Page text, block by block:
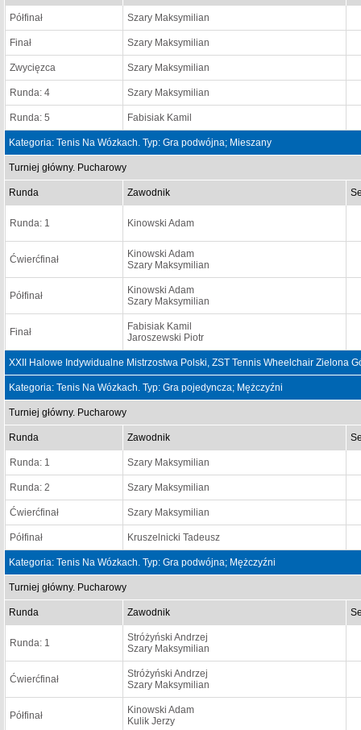
Półfinał Szary Maksymilian
Finał Szary Maksymilian
Zwycięzca Szary Maksymilian
Runda: 4 Szary Maksymilian
Runda: 5 Fabisiak Kamil
Kategoria: Tenis Na Wózkach. Typ: Gra podwójna; Mieszany
Turniej główny. Pucharowy
Runda Zawodnik
Runda: 1 Kinowski Adam
Ćwierćfinał
Kinowski Adam
Szary Maksymilian
Półfinał
Kinowski Adam
Szary Maksymilian
Finał
Fabisiak Kamil
Jaroszewski Piotr
XXII Halowe Indywidualne Mistrzostwa Polski, ZST Tennis Wheelchair Zielona
Kategoria: Tenis Na Wózkach. Typ: Gra pojedyncza; Mężczyźni
Turniej główny. Pucharowy
Runda Zawodnik
Runda: 1 Szary Maksymilian
Runda: 2 Szary Maksymilian
Ćwierćfinał Szary Maksymilian
Półfinał Kruszelnicki Tadeusz
Kategoria: Tenis Na Wózkach. Typ: Gra podwójna; Mężczyźni
Turniej główny. Pucharowy
Runda Zawodnik
Runda: 1
Stróżyński Andrzej
Szary Maksymilian
Ćwierćfinał
Stróżyński Andrzej
Szary Maksymilian
Półfinał
Kinowski Adam
Kulik Jerzy